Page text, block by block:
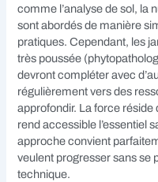
comme l’analyse de sol, la
sont abordés de manière
pratiques. Cependant, les
très poussée
devront compléter avec
régulièrement vers des
approfondir. La force réside
rend accessible l’essentiel
approche convient
veulent progresser sans se
technique.